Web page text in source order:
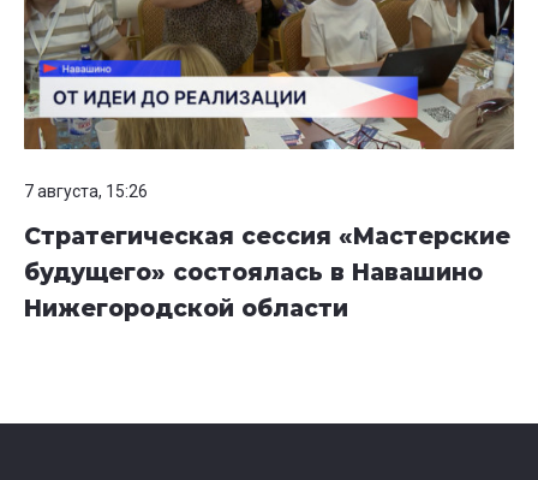
7 августа, 15:26
Стратегическая сессия «Мастерские
будущего» состоялась в Навашино
Нижегородской области